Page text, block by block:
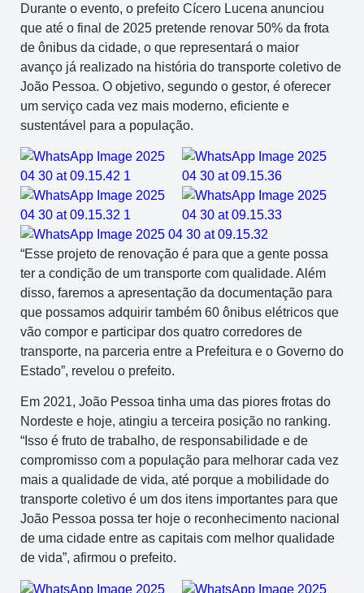
Durante o evento, o prefeito Cícero Lucena anunciou
que até o final de 2025 pretende renovar 50% da frota
de ônibus da cidade, o que representará o maior
avanço já realizado na história do transporte coletivo de
João Pessoa. O objetivo, segundo o gestor, é oferecer
um serviço cada vez mais moderno, eficiente e
sustentável para a população.
“Esse projeto de renovação é para que a gente possa
ter a condição de um transporte com qualidade. Além
disso, faremos a apresentação da documentação para
que possamos adquirir também 60 ônibus elétricos que
vão compor e participar dos quatro corredores de
transporte, na parceria entre a Prefeitura e o Governo do
Estado”, revelou o prefeito.
Em 2021, João Pessoa tinha uma das piores frotas do
Nordeste e hoje, atingiu a terceira posição no ranking.
“Isso é fruto de trabalho, de responsabilidade e de
compromisso com a população para melhorar cada vez
mais a qualidade de vida, até porque a mobilidade do
transporte coletivo é um dos itens importantes para que
João Pessoa possa ter hoje o reconhecimento nacional
de uma cidade entre as capitais com melhor qualidade
de vida”, afirmou o prefeito.